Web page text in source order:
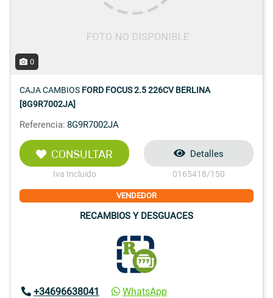
0
CAJA CAMBIOS FORD FOCUS 2.5 226CV BERLINA
[8G9R7002JA]
Referencia: 8G9R7002JA
CONSULTAR
Iva Incluido
Detalles
0165418/150
VENDEDOR
RECAMBIOS Y DESGUACES
+34696638041
WhatsApp